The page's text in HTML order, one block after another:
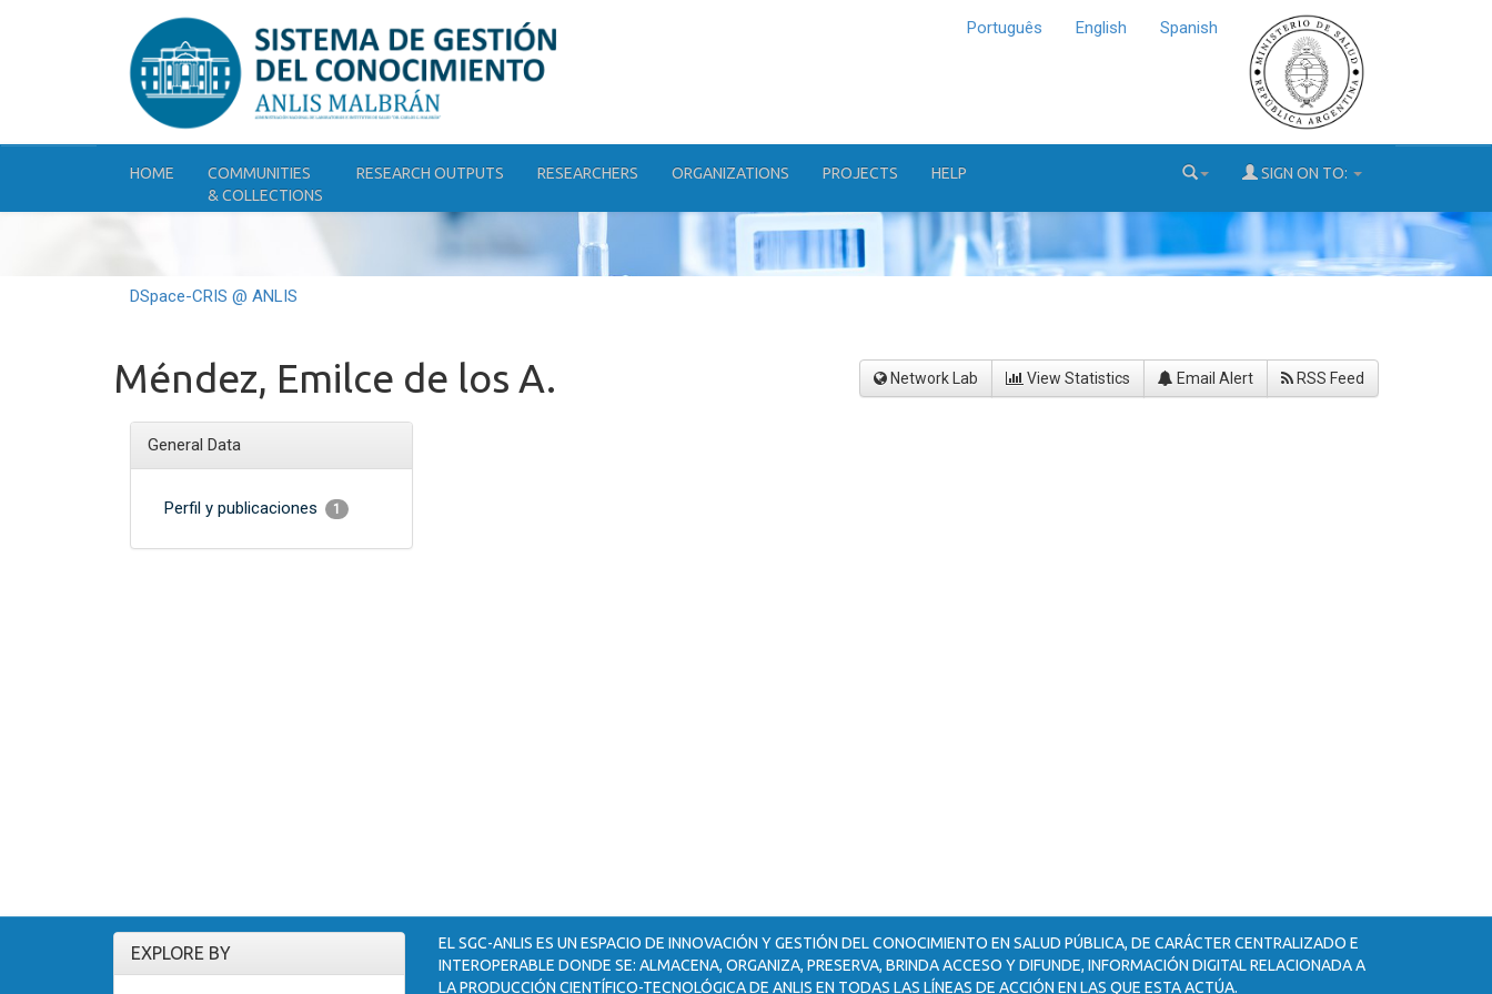
Português English Spanish
HOME
COMMUNITIES
& COLLECTIONS
RESEARCH OUTPUTS RESEARCHERS ORGANIZATIONS PROJECTS HELP SIGN ON TO:
DSpace-CRIS @ ANLIS
Méndez, Emilce de los A. Network Lab View Statistics Email Alert RSS Feed
General Data
Perfil y publicaciones 1
EXPLORE BY
EL SGC-ANLIS ES UN ESPACIO DE INNOVACIÓN Y GESTIÓN DEL CONOCIMIENTO EN SALUD PÚBLICA, DE CARÁCTER CENTRALIZADO E
INTEROPERABLE DONDE SE: ALMACENA, ORGANIZA, PRESERVA, BRINDA ACCESO Y DIFUNDE, INFORMACIÓN DIGITAL RELACIONADA A
LA PRODUCCIÓN CIENTÍFICO-TECNOLÓGICA DE ANLIS EN TODAS LAS LÍNEAS DE ACCIÓN EN LAS QUE ESTA ACTÚA.